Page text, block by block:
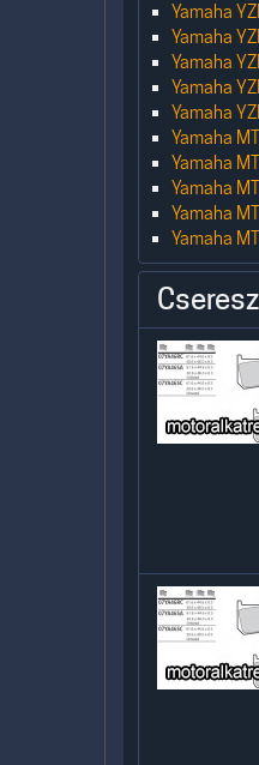
Yamaha
Yamaha
Yamaha
Yamaha
Yamaha
Yamaha
Yamaha
Yamaha
Yamaha
Yamaha